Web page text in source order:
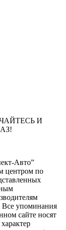
И
Авто”
по
Все упоминания
сайте носят